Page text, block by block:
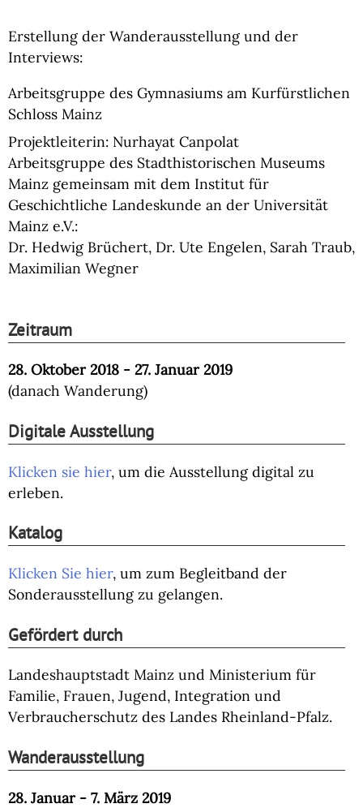
Erstellung der Wanderausstellung und der
Interviews:
Arbeitsgruppe des Gymnasiums am Kurfürstlichen
Schloss Mainz
Projektleiterin: Nurhayat Canpolat
Arbeitsgruppe des Stadthistorischen Museums
Mainz gemeinsam mit dem Institut für
Geschichtliche Landeskunde an der Universität
Mainz e.V.:
Dr. Hedwig Brüchert, Dr. Ute Engelen, Sarah Traub,
Maximilian Wegner
Zeitraum
28. Oktober 2018 - 27. Januar 2019
(danach Wanderung)
Digitale Ausstellung
Klicken sie hier, um die Ausstellung digital zu
erleben.
Katalog
Klicken Sie hier, um zum Begleitband der
Sonderausstellung zu gelangen.
Gefördert durch
Landeshauptstadt Mainz und Ministerium für
Familie, Frauen, Jugend, Integration und
Verbraucherschutz des Landes Rheinland-Pfalz.
Wanderausstellung
28. Januar - 7. März 2019